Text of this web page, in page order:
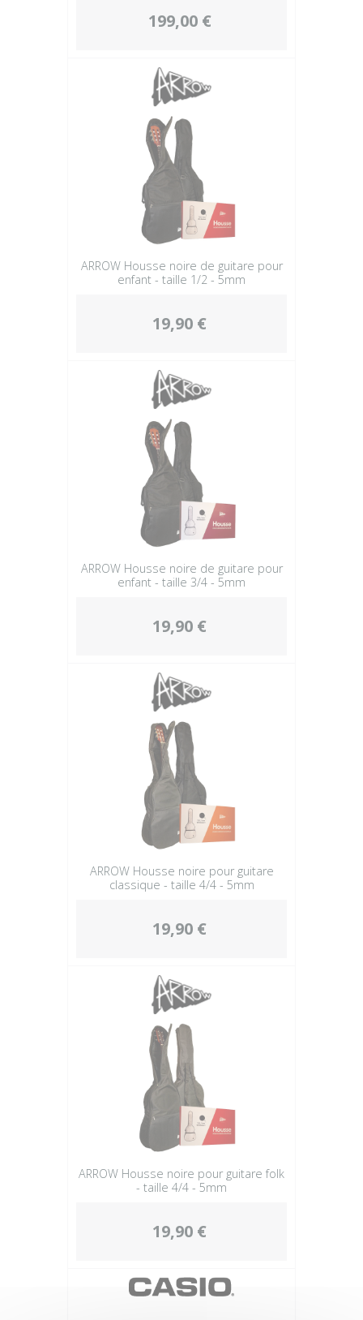
199,00 €
ARROW Housse noire de guitare pour
enfant - taille 1/2 - 5mm
19,90 €
ARROW Housse noire de guitare pour
enfant - taille 3/4 - 5mm
19,90 €
ARROW Housse noire pour guitare
classique - taille 4/4 - 5mm
19,90 €
ARROW Housse noire pour guitare folk
- taille 4/4 - 5mm
19,90 €